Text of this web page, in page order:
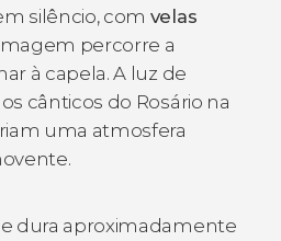
silêncio, com velas
percorre a
à capela. A luz de
cânticos do Rosário na
uma atmosfera
dura aproximadamente